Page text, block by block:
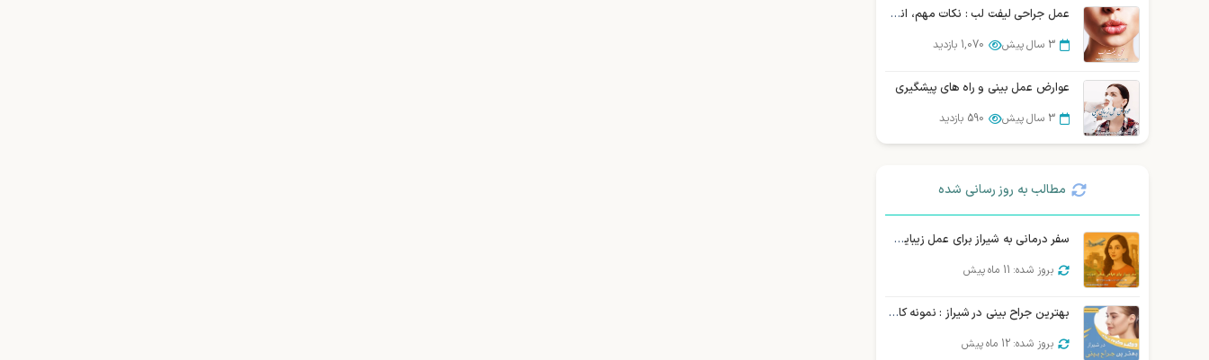
عمل جراحی لیفت لب : نکات مهم، انواع، روش و …
3 سال پیش 1,070 بازدید
عوارض عمل بینی و راه های پیشگیری
3 سال پیش 590 بازدید
مطالب به روز رسانی شده
سفر درمانی به شیراز برای عمل زیبایی صورت | توریسم درمانی زیبایی شیراز
بروز شده: 11 ماه پیش
بهترین جراح بینی در شیراز : نمونه کار، هزینه و نوبت دهی
بروز شده: 12 ماه پیش